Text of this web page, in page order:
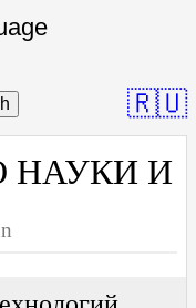
🇷🇺
НАУКИ И